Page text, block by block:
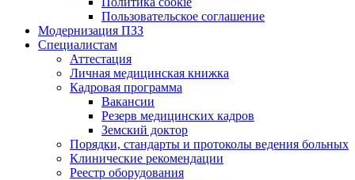
Пользовательское соглашение
Модернизация ПЗЗ
Специалистам
Аттестация
Личная медицинская книжка
Кадровая программа
Вакансии
Резерв медицинских кадров
Земский доктор
Порядки, стандарты и протоколы ведения больных
Клинические рекомендации
Реестр оборудования